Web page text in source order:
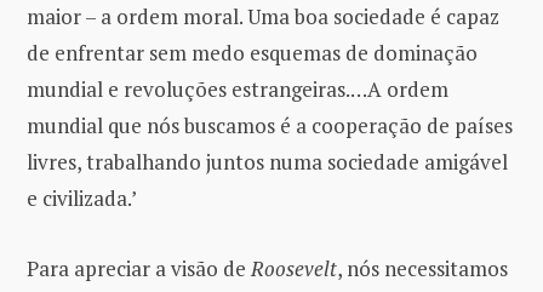
maior – a ordem moral. Uma boa sociedade é capaz
de enfrentar sem medo esquemas de dominação
mundial e revoluções estrangeiras.…A ordem
mundial que nós buscamos é a cooperação de países
livres, trabalhando juntos numa sociedade amigável
e civilizada.’
Para apreciar a visão deRoosevelt, nós necessitamos